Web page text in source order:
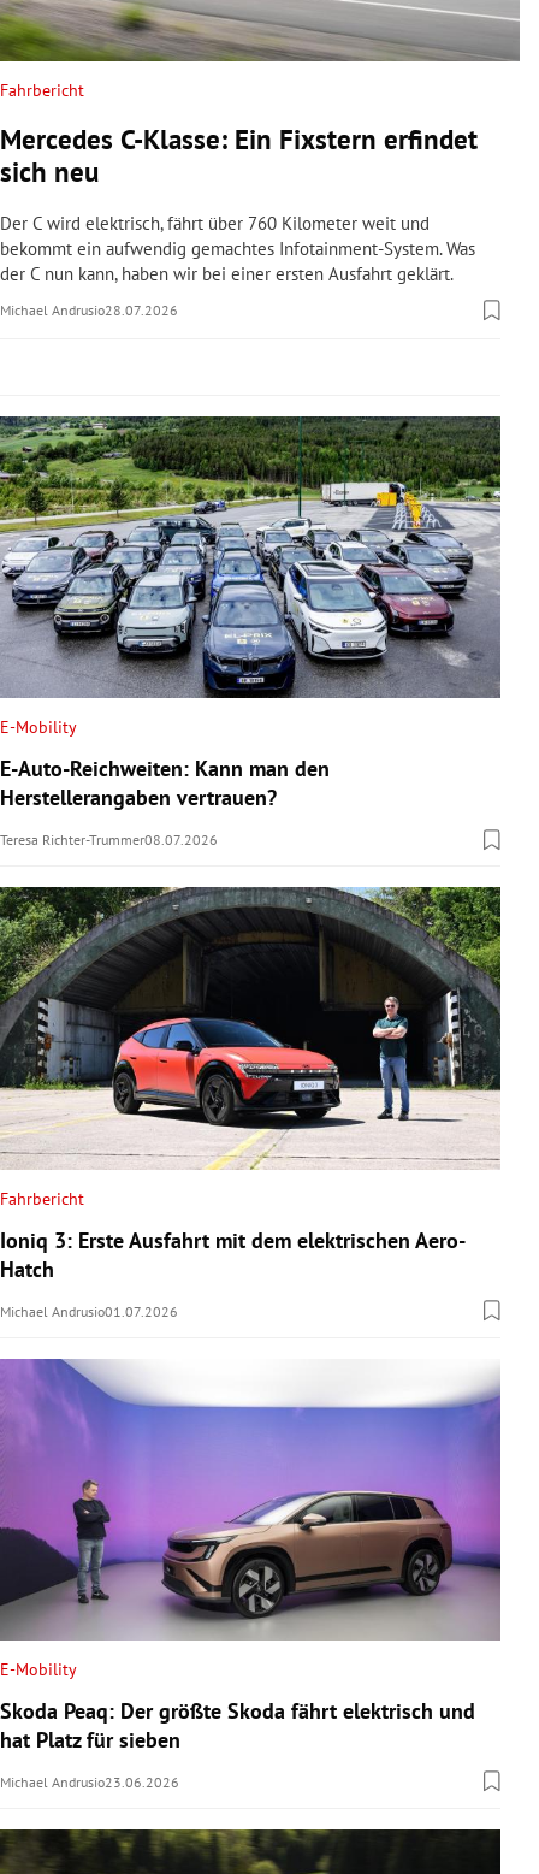
Untermenü
Untermenü
Untermenü
Untermenü
Untermenü
Untermenü
Untermenü
Fahrbericht
Mercedes C-Klasse: Ein Fixstern erfindet
sich neu
Der C wird elektrisch, fährt über 760 Kilometer weit und
bekommt ein aufwendig gemachtes Infotainment-System. Was
der C nun kann, haben wir bei einer ersten Ausfahrt geklärt.
Michael Andrusio28.07.2026
E-Mobility
E-Auto-Reichweiten: Kann man den
Herstellerangaben vertrauen?
Teresa Richter-Trummer08.07.2026
Fahrbericht
Ioniq 3: Erste Ausfahrt mit dem elektrischen Aero-
Hatch
Michael Andrusio01.07.2026
E-Mobility
Skoda Peaq: Der größte Skoda fährt elektrisch und
hat Platz für sieben
Michael Andrusio23.06.2026